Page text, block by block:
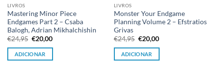
LIVROS
Mastering Minor Piece
Endgames Part 2 – Csaba
Balogh, Adrian Mikhalchishin
€24,95 O
preço
original
era:
€20,00O
atual
ADICIONAR
LIVROS
Monster Your Endgame
Planning Volume 2 – Efstratios
Grivas
€24,95 O
preço
original
era:
€20,00O
atual
ADICIONAR